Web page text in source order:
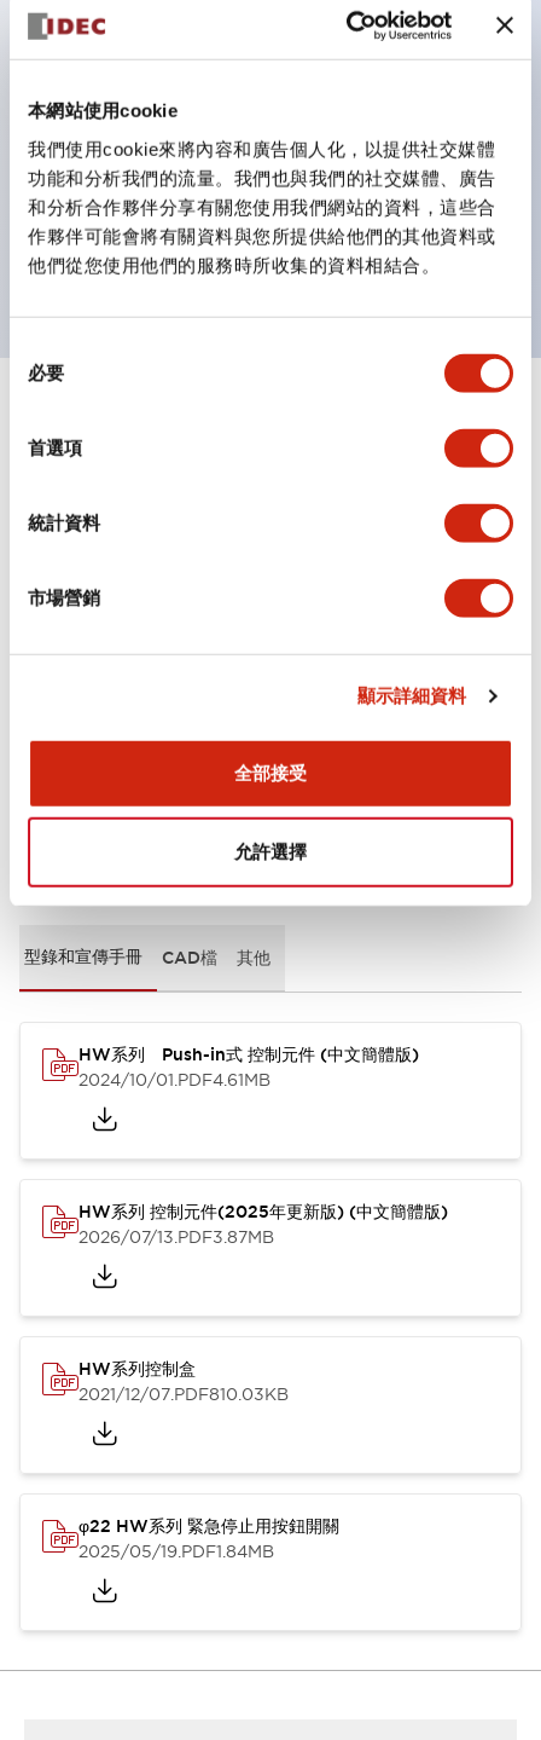
本網站使用cookie
我們使用cookie來將內容和廣告個人化，以提供社交媒體
功能和分析我們的流量。我們也與我們的社交媒體、廣告
和分析合作夥伴分享有關您使用我們網站的資料，這些合
作夥伴可能會將有關資料與您所提供給他們的其他資料或
他們從您使用他們的服務時所收集的資料相結合。
必要
首選項
統計資料
市場營銷
顯示詳細資料
全部接受
允許選擇
完整支援全球各地需求的多種電壓規格。
顏色。
支援色彩通用設計（CUD）：可清楚辨識正方平頭形指
示燈的亮燈/熄燈狀態，以及點燈時的顏色識別。
符合 ISO 3864-4 安全色規範：在危險或緊急狀況下，
顏色表現更明確鮮明，便於更多人識別。
電氣規範（額定照明部分）
環境規範
型錄和宣傳手冊 CAD檔 其他
HW系列 Push-in式 控制元件 (中文簡體版)
2024/10/01.PDF4.61MB
HW系列 控制元件(2025年更新版) (中文簡體版)
2026/07/13.PDF3.87MB
HW系列控制盒
2021/12/07.PDF810.03KB
φ22 HW系列 緊急停止用按鈕開關
2025/05/19.PDF1.84MB